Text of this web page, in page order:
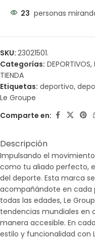
23 personas
SKU: 23021501.
Categorías: DEPORTIVOS,
TIENDA
Etiquetas: deportivo,
Le Groupe
Comparte en:
Descripción
Impulsando el
como tu aliado perfecto,
del deporte. Esta marca
acompañándote en cada
todas las edades, Le
tendencias mundiales en
manera accesible. En
estilo y funcionalidad con